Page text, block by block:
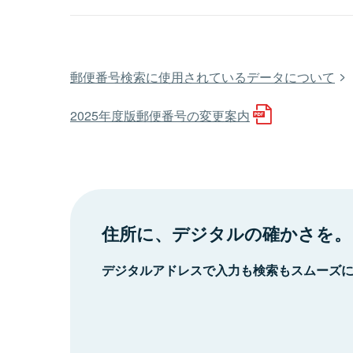
郵便番号検索に使用されているデータについて
2025年度版郵便番号の変更案内
住所に、デジタルの確かさを。
デジタルアドレスで入力も検索もスムーズ